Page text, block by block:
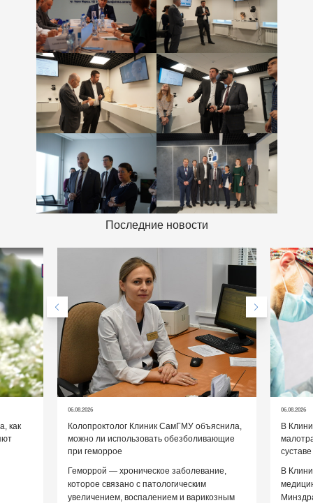
Последние новости
как
06.08.2026
Колопроктолог Клиник СамГМУ объяснила,
можно ли использовать обезболивающие
при геморрое
Геморрой — хроническое заболевание,
которое связано с патологическим
увеличением, воспалением и варикозным
06.08.2026
В
суставе
В